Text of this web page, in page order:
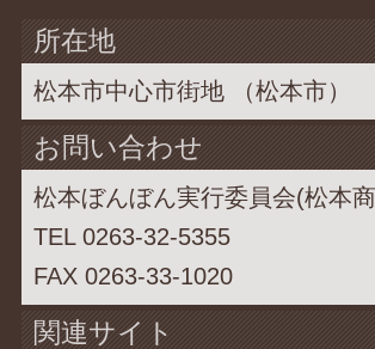
所在地
松本市中心市街地 （松本市）
お問い合わせ
松本ぼんぼん実行委員会(松本
TEL 0263-32-5355
FAX 0263-33-1020
関連サイト